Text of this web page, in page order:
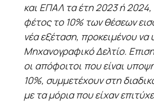
και ΕΠΑΛ τα έτη 2023 ή 2024,
φέτος το 10% των θέσεων
νέα εξέταση, προκειμένου
Μηχανογραφικό Δελτίο.
οι απόφοιτοι που είναι
10%, συμμετέχουν στη
με τα μόρια που είχαν